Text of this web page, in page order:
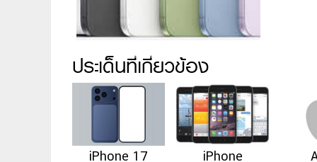
ประเด็นที่เกี่ยวข้อง
iPhone 17 iPhone